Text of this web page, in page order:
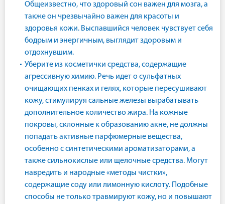
Общеизвестно, что здоровый сон важен для мозга, а
также он чрезвычайно важен для красоты и
здоровья кожи. Выспавшийся человек чувствует себя
бодрым и энергичным, выглядит здоровым и
отдохнувшим.
Уберите из косметички средства, содержащие
агрессивную химию. Речь идет о сульфатных
очищающих пенках и гелях, которые пересушивают
кожу, стимулируя сальные железы вырабатывать
дополнительное количество жира. На кожные
покровы, склонные к образованию акне, не должны
попадать активные парфюмерные вещества,
особенно с синтетическими ароматизаторами, а
также сильнокислые или щелочные средства. Могут
навредить и народные «методы чистки»,
содержащие соду или лимонную кислоту. Подобные
способы не только травмируют кожу, но и повышают